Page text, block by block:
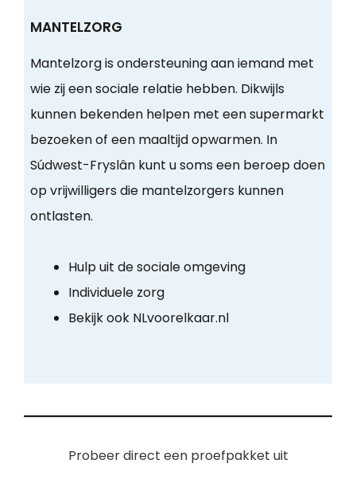
MANTELZORG
Mantelzorg is ondersteuning aan iemand met
wie zij een sociale relatie hebben. Dikwijls
kunnen bekenden helpen met een supermarkt
bezoeken of een maaltijd opwarmen. In
Súdwest-Fryslân kunt u soms een beroep doen
op vrijwilligers die mantelzorgers kunnen
ontlasten.
Hulp uit de sociale omgeving
Individuele zorg
Bekijk ook NLvoorelkaar.nl
Probeer direct een proefpakket uit